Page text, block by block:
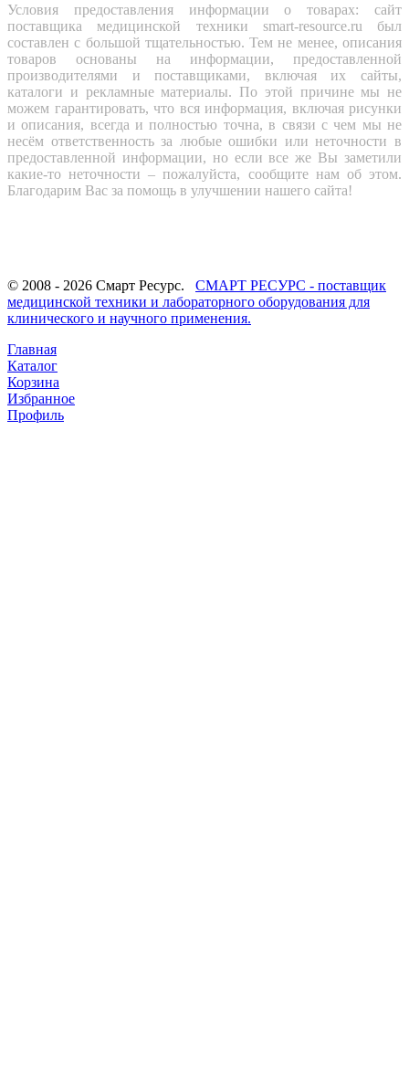
Условия предоставления информации о товарах: сайт
поставщика медицинской техники smart-resource.ru был
составлен с большой тщательностью. Тем не менее, описания
товаров основаны на информации, предоставленной
производителями и поставщиками, включая их сайты,
каталоги и рекламные материалы. По этой причине мы не
можем гарантировать, что вся информация, включая рисунки
и описания, всегда и полностью точна, в связи с чем мы не
несём ответственность за любые ошибки или неточности в
предоставленной информации, но если все же Вы заметили
какие-то неточности – пожалуйста, сообщите нам об этом.
Благодарим Вас за помощь в улучшении нашего сайта!
© 2008 - 2026 Смарт Ресурс. СМАРТ РЕСУРС - поставщик
медицинской техники и лабораторного оборудования для
клинического и научного применения.
Главная
Каталог
Корзина
Избранное
Профиль